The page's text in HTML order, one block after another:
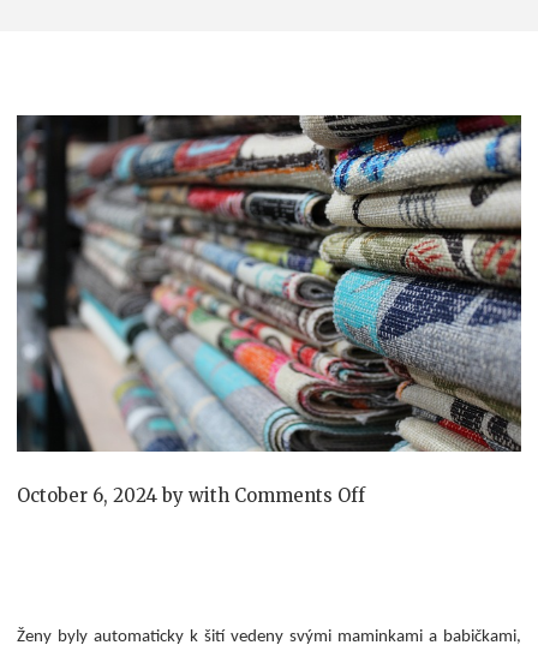
October 6, 2024bywith Comments Offon
Ženy byly automaticky k šití vedeny svými maminkami a babičkami,